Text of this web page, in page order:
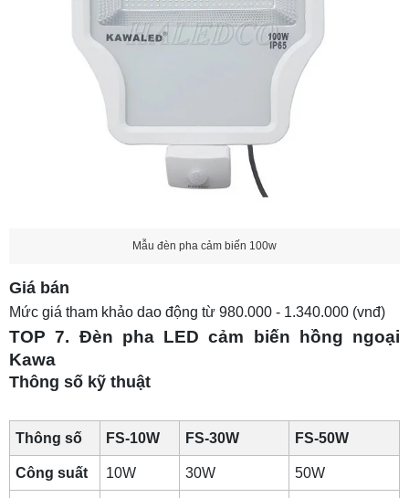
Mẫu đèn pha cảm biến 100w
Giá bán
Mức giá tham khảo dao động từ 980.000 - 1.340.000 (vnđ)
TOP 7. Đèn pha LED cảm biến hồng ngoại
Kawa
Thông số kỹ thuật
Thông số FS-10W FS-30W FS-50W
Công suất 10W 30W 50W